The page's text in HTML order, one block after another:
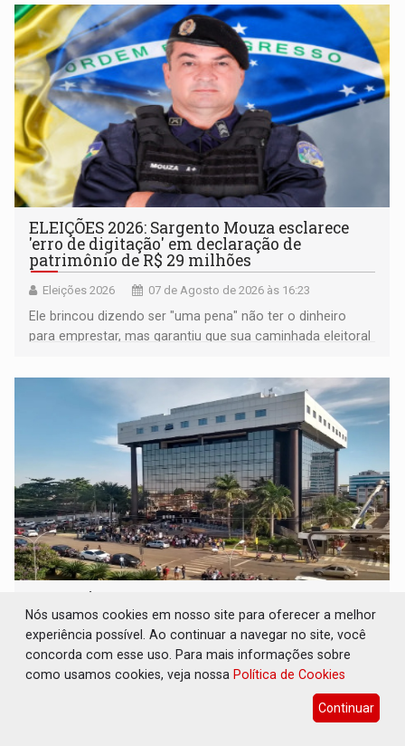
ELEIÇÕES 2026: Sargento Mouza esclarece
'erro de digitação' em declaração de
patrimônio de R$ 29 milhões
Eleições 2026 07 de Agosto de 2026 às 16:23
Ele brincou dizendo ser "uma pena" não ter o dinheiro
para emprestar, mas garantiu que sua caminhada eleitoral
pelo adicional de incentivo com efeitos
retroativos
Geral 07 de Agosto de 2026 às 16:16
cumprimento dos prazos determinados pelo CNJ
Nós usamos cookies em nosso site para oferecer a melhor
experiência possível. Ao continuar a navegar no site, você
concorda com esse uso. Para mais informações sobre
como usamos cookies, veja nossa Política de Cookies
Continuar